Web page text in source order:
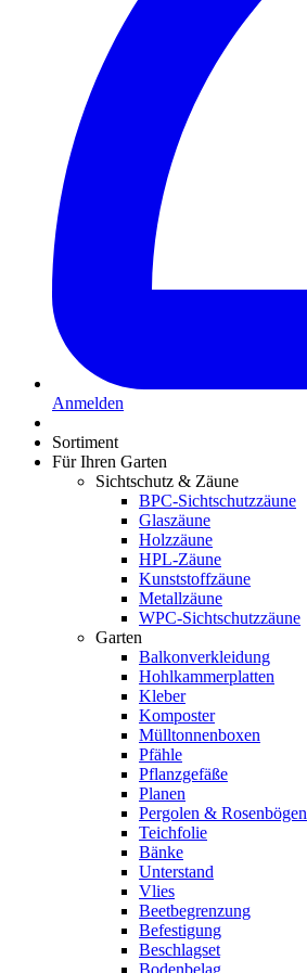
Anmelden
Sortiment
Für Ihren Garten
Sichtschutz & Zäune
BPC-Sichtschutzzäune
Glaszäune
Holzzäune
HPL-Zäune
Kunststoffzäune
Metallzäune
WPC-Sichtschutzzäune
Garten
Balkonverkleidung
Hohlkammerplatten
Kleber
Komposter
Mülltonnenboxen
Pfähle
Pflanzgefäße
Planen
Pergolen & Rosenbögen
Teichfolie
Bänke
Unterstand
Vlies
Beetbegrenzung
Befestigung
Beschlagset
Bodenbelag